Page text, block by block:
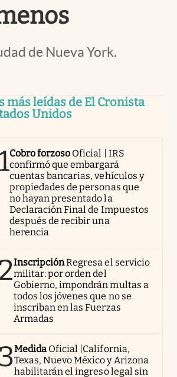
de Nueva York.
más leídas de El Cronista
Unidos
Cobro forzoso Oficial | IRS
confirmó que embargará
cuentas bancarias, vehículos y
propiedades de personas que
no hayan presentado la
Declaración Final de Impuestos
después de recibir una
herencia
2InscripciónRegresa el servicio
militar: por orden del
Gobierno, impondrán multas a
todos los jóvenes que no se
inscriban en las Fuerzas
Armadas
3Medida Oficial |California,
Texas, Nuevo México y Arizona
habilitarán el ingreso legal sin